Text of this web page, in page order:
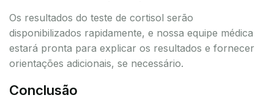
Os resultados do teste de cortisol serão
disponibilizados rapidamente, e nossa equipe médica
estará pronta para explicar os resultados e fornecer
orientações adicionais, se necessário.
Conclusão